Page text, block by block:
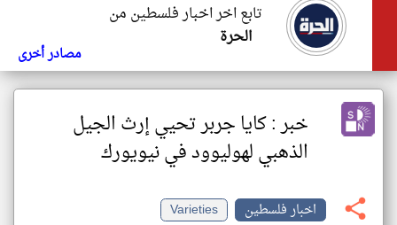
تابع اخر اخبار فلسطين من
الحرة
مصادر أخرى
خبر : كايا جربر تحيي إرث الجيل
الذهبي لهوليوود في نيويورك
اخبار فلسطين
Varieties